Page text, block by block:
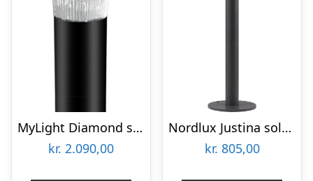
MyLight Diamond solcelle havelampe
kr. 2.090,00
Nordlux Justina solcelle havelampe, antracit
kr. 805,00